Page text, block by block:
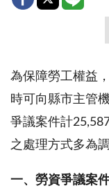
為保障勞工權益
時可向縣市主管
爭議案件計
之處理方式多為
一、 勞資爭議案